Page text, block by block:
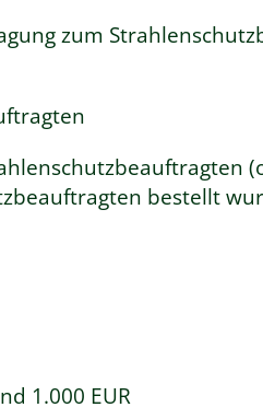
zum
bestellt
1.000 EUR